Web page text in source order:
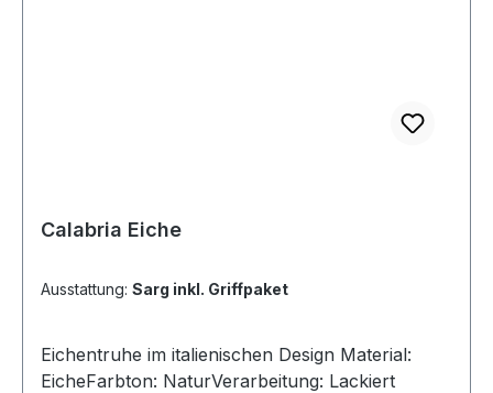
Calabria Eiche
Ausstattung: Sarg inkl. Griffpaket
Eichentruhe im italienischen Design Material:
EicheFarbton: NaturVerarbeitung: Lackiert